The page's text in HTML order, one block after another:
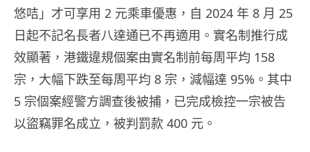
悠咭」才可享用 2 元乘車優惠，自 2024 年 8 月 25
日起不記名長者八達通已不再適用。實名制推行成
效顯著，港鐵違規個案由實名制前每周平均 158
宗，大幅下跌至每周平均 8 宗，減幅達 95%。其中
5 宗個案經警方調查後被捕，已完成檢控一宗被告
以盜竊罪名成立，被判罰款 400 元。